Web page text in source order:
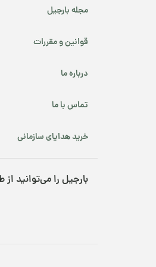
مجله بارجیل
قوانین و مقررات
درباره ما
تماس با ما
خرید هدایای سازمانی
بارجیل را می‌توانید